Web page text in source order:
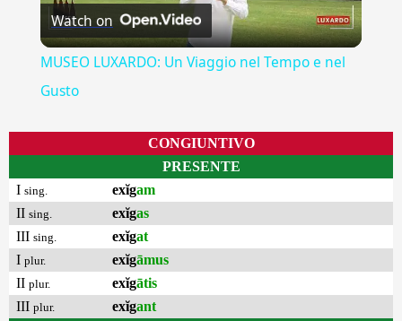
Video
Watch on
MUSEO LUXARDO: Un Viaggio nel Tempo e nel
Gusto
CONGIUNTIVO
PRESENTE
I sing. exĭgam
II sing. exĭgas
III sing. exĭgat
I plur. exĭgāmus
II plur. exĭgātis
III plur. exĭgant